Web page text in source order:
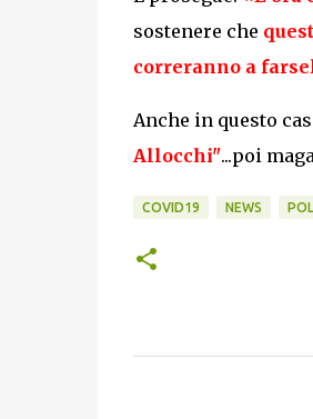
sostenere che
correranno a
Anche in questo
Allocchi"...poi
COVID19 NEWS